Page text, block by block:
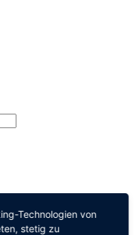
Technologien von
stetig zu